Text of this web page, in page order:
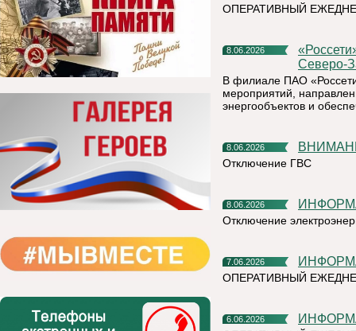
ОПЕРАТИВНЫЙ
8.06.2026
«Россети» усилят контроль за магистральными сетями
Северо-
В филиале ПАО
мероприятий,
энергообъектов и
8.06.2026
Отключение ГВС
8.06.2026
Отключение
7.06.2026
ОПЕРАТИВНЫЙ
6.06.2026